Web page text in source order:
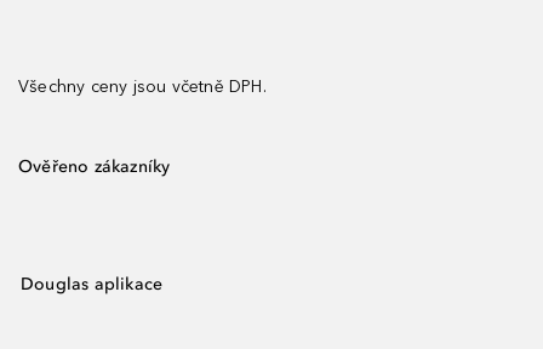
Všechny ceny jsou včetně DPH.
Ověřeno zákazníky
Douglas aplikace